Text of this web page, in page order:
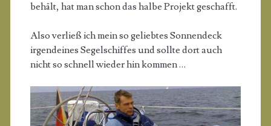
behält, hat man schon das halbe Projekt geschafft.
Also verließ ich mein so geliebtes Sonnendeck
irgendeines Segelschiffes und sollte dort auch
nicht so schnell wieder hin kommen …